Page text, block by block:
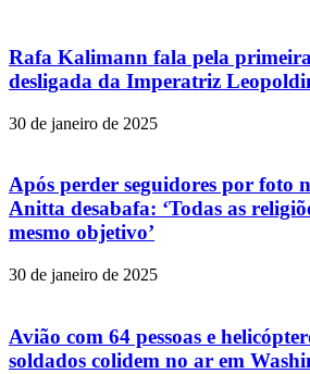
Rafa Kalimann fala pela primeira
desligada da Imperatriz
30 de janeiro de 2025
Após perder seguidores por foto
Anitta desabafa: ‘Todas as
mesmo objetivo’
30 de janeiro de 2025
Avião com 64 pessoas e
soldados colidem no ar em